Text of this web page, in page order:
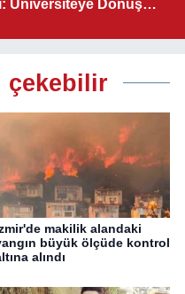
Üniversiteye Dönüş
çekebilir
makilik alandaki
büyük ölçüde kontrol
alındı